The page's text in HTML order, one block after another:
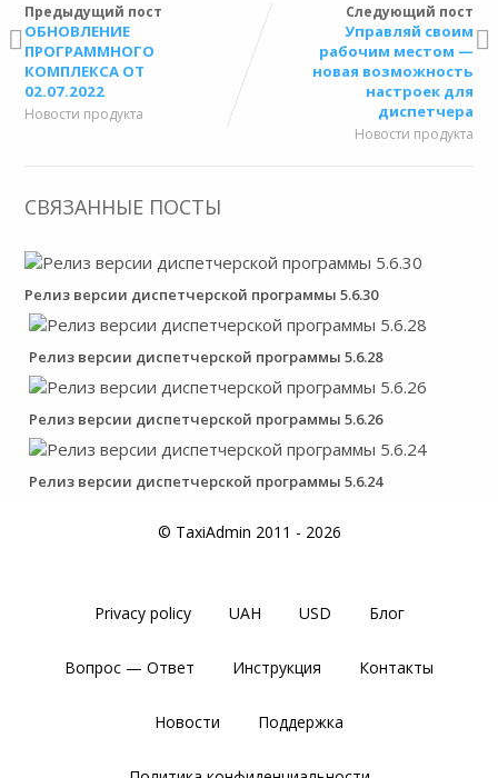
Предыдущий пост
ОБНОВЛЕНИЕ
ПРОГРАММНОГО
КОМПЛЕКСА ОТ
02.07.2022
Новости продукта
Следующий пост
Управляй своим
рабочим местом —
новая возможность
настроек для
диспетчера
Новости продукта
СВЯЗАННЫЕ ПОСТЫ
Релиз версии диспетчерской программы 5.6.30
Релиз версии диспетчерской программы 5.6.28
Релиз версии диспетчерской программы 5.6.26
Релиз версии диспетчерской программы 5.6.24
© TaxiAdmin 2011 - 2026
Privacy policy UAH USD Блог
Вопрос — Ответ Инструкция Контакты
Новости Поддержка